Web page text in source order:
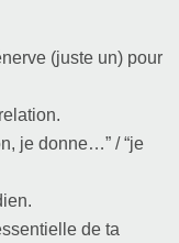
(juste un) pour
je donne…” / “je
de ta